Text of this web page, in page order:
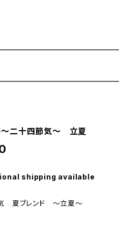
～二十四節気～ 立夏
shipping available
夏ブレンド 〜立夏〜